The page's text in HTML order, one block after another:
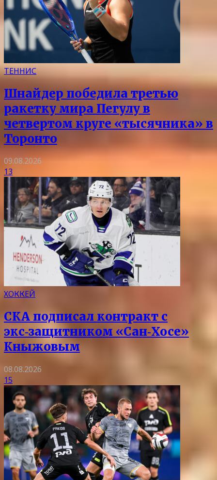
ТЕННИС
Шнайдер победила третью
ракетку мира Пегулу в
четвертом круге «тысячника» в
Торонто
09.08.2026
13
ХОККЕЙ
СКА подписал контракт с
экс‑защитником «Сан‑Хосе»
Кныжовым
08.08.2026
15